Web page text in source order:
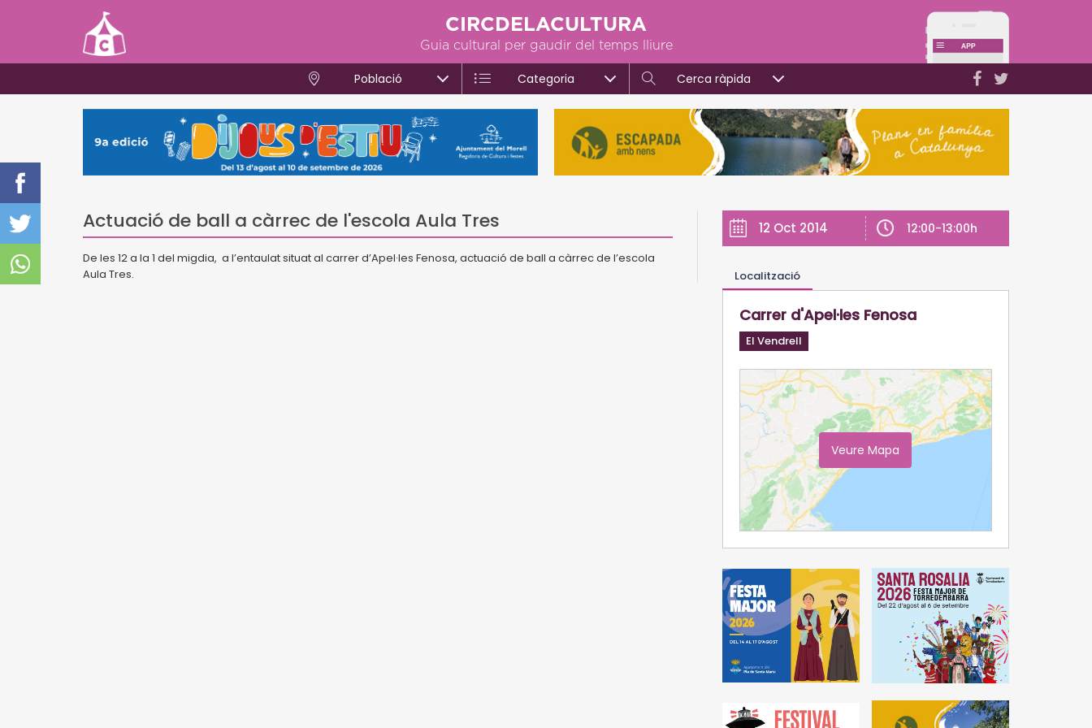
CIRCDELACULTURA
Guia cultural per gaudir del temps lliure
Població Categoria Cerca ràpida
Actuació de ball a càrrec de l'escola Aula Tres
De les 12 a la 1 del migdia, a l’entaulat situat al carrer d’Apel·les Fenosa, actuació de ball a càrrec de l’escola
Aula Tres.
12 Oct 2014 12:00-13:00h
Localització
Carrer d'Apel·les Fenosa
El Vendrell
Veure Mapa